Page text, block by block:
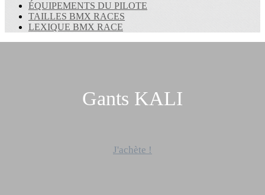
ÉQUIPEMENTS DU PILOTE
TAILLES BMX RACES
LEXIQUE BMX RACE
Gants KALI
J'achète !